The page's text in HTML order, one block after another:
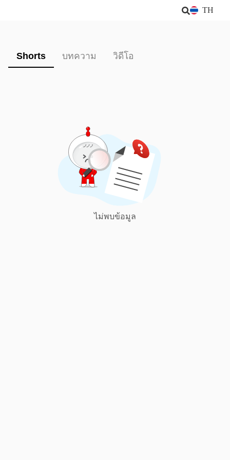
TH
Shorts บทความ วิดีโอ
ไม่พบข้อมูล